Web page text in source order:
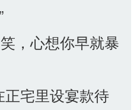
，心想你早就暴
宅里设宴款待